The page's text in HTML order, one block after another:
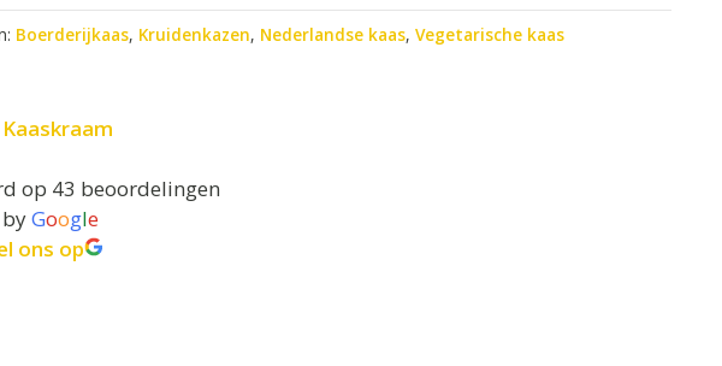
Boerderijkaas, Kruidenkazen, Nederlandse kaas, Vegetarische kaas
op 43 beoordelingen
Google
ons op